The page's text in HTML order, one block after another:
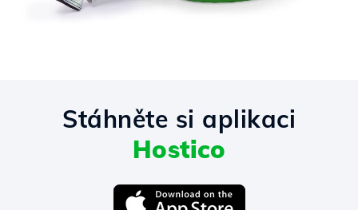
Stáhněte si aplikaci
Hostico